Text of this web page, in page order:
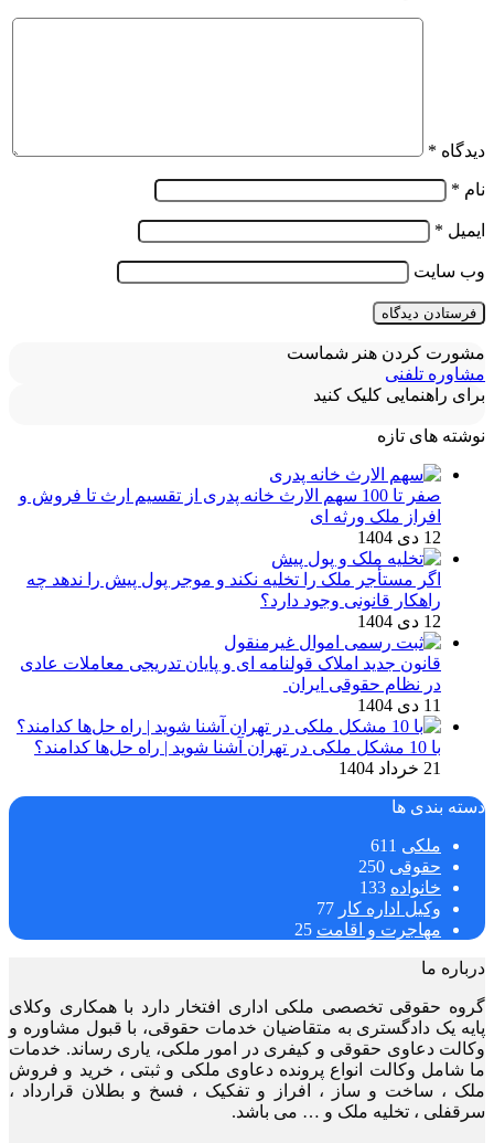
دیدگاه *
نام *
ایمیل *
وب‌ سایت
مشورت کردن هنر شماست
مشاوره تلفنی
برای راهنمایی کلیک کنید
نوشته های تازه
صفر تا 100 سهم الارث خانه پدری از تقسیم ارث تا فروش و
افراز ملک ورثه ای
12 دی 1404
اگر مستأجر ملک را تخلیه نکند و موجر پول پیش را ندهد چه
راهکار قانونی وجود دارد؟
12 دی 1404
قانون جدید املاک قولنامه ای و پایان تدریجی معاملات عادی
در نظام حقوقی ایران
11 دی 1404
با 10 مشکل ملکی در تهران آشنا شوید | راه حل‌ها کدامند؟
21 خرداد 1404
دسته بندی ها
ملکی 611
حقوقی 250
خانواده 133
وکیل اداره کار 77
مهاجرت و اقامت 25
درباره ما
گروه حقوقی تخصصی ملکی اداری افتخار دارد با همکاری وکلای
پایه یک دادگستری به متقاضیان خدمات حقوقی، با قبول مشاوره و
وکالت دعاوی حقوقی و کیفری در امور ملکی، یاری رساند. خدمات
ما شامل وکالت انواع پرونده دعاوی ملکی و ثبتی ، خرید و فروش
ملک ، ساخت و ساز ، افراز و تفکیک ، فسخ و بطلان قرارداد ،
سرقفلی ، تخلیه ملک و … می باشد.